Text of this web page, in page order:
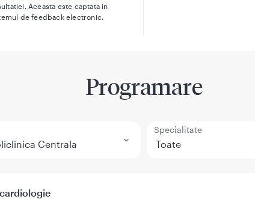
Aceasta este captata in
de feedback electronic.
Programare
Specialitate